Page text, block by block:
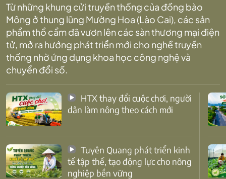
Từ những khung cửi truyền thống của đồng bào
Mông ở thung lũng Mường Hoa (Lào Cai), các sản
phẩm thổ cẩm đã vươn lên các sàn thương mại điện
tử, mở ra hướng phát triển mới cho nghề truyền
thống nhờ ứng dụng khoa học công nghệ và
chuyển đổi số.
dân làm nông theo cách mới
tế tập thể, tạo động lực cho nông
nghiệp bền vững